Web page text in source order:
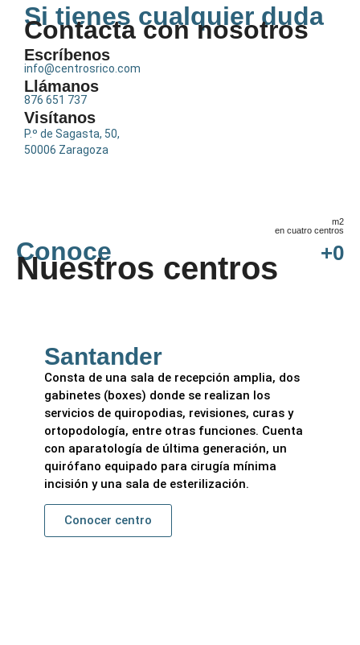
Si tienes cualquier duda
Contacta con nosotros
Escríbenos
info@centrosrico.com
Llámanos
876 651 737
Visítanos
P.º de Sagasta, 50,
50006 Zaragoza
Conoce
Nuestros centros
m2
en cuatro centros
+0
Santander
Consta de una sala de recepción amplia, dos
gabinetes (boxes) donde se realizan los
servicios de quiropodias, revisiones, curas y
ortopodología, entre otras funciones. Cuenta
con aparatología de última generación, un
quirófano equipado para cirugía mínima
incisión y una sala de esterilización.
Conocer centro